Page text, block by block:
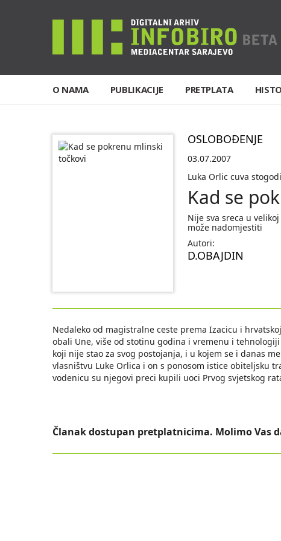
O NAMA PUBLIKACIJE PRETPLATA
OSLOBOĐENJE
03.07.2007
Luka Orlic cuva
Kad se
Nije sva sreca u
može nadomjestiti
Autori:
D.OBAJDIN
Nedaleko od magistralne ceste prema Izacicu i
obali Une, više od stotinu godina i vremenu i
koji nije stao za svog postojanja, i u kojem se i danas
vlasništvu Luke Orlica i on s ponosom istice obiteljsku
vodenicu su njegovi preci kupili uoci Prvog svjetskog
Članak dostupan pretplatnicima. Molimo Vas